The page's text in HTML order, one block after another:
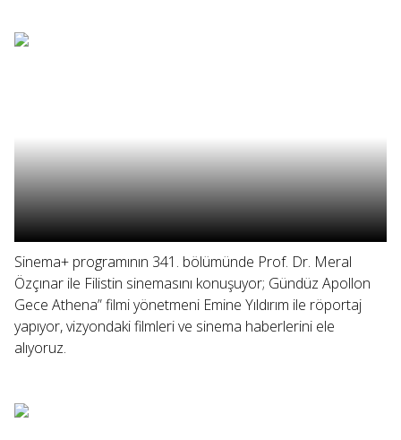
Sinema+ programının 341. bölümünde Prof. Dr. Meral
Özçınar ile Filistin sinemasını konuşuyor; Gündüz Apollon
Gece Athena” filmi yönetmeni Emine Yıldırım ile röportaj
yapıyor, vizyondaki filmleri ve sinema haberlerini ele
alıyoruz.